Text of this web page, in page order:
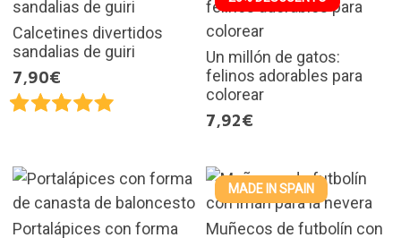
Calcetines divertidos
sandalias de guiri
7,90€
Un millón de gatos:
felinos adorables para
colorear
7,92€
Portalápices con forma
MADE IN SPAIN
Muñecos de futbolín con